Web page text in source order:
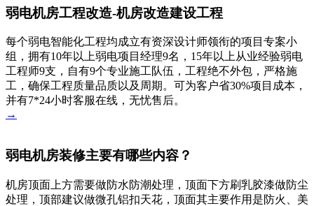
弱电机房工程改造-机房改造建设工程
每个弱电智能化工程均成立有资深设计师领衔的项目专案小
组，拥有10年以上弱电项目经理9名，15年以上从业经验弱电
工程师9支，自有9个专业施工队伍，工程绝不外包，严格施
工，确保工程质量品质以及周期。可为客户省30%项目成本，
并有7*24小时客服在线，无忧售后。
→
弱电机房装修主要有哪些内容？
机房顶面上方需要做防水防潮处理，顶面下方刷乳胶漆做防尘
处理，顶部建议做微孔铝扣天花，顶面其主要作用是防火、美